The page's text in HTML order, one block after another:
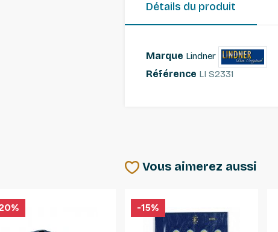
Détails du produit
Marque Lindner
Référence LI S2331
Vous aimerez aussi
-15%